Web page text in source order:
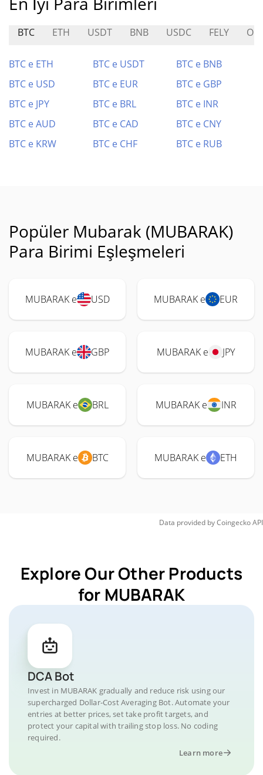
BTC ETH USDT BNB USDC FELY
BTC e ETH BTC e USDT
BTC e BNB
BTC e USD
BTC e EUR
BTC e GBP
BTC e JPY
BTC e BRL
BTC e INR
BTC e AUD
BTC e CAD
BTC e CNY
BTC e KRW
BTC e CHF BTC e RUB
Popüler Mubarak (MUBARAK)
Para Birimi Eşleşmeleri
MUBARAK e USD MUBARAK e EUR
MUBARAK e GBP MUBARAK e JPY
MUBARAK e BRL MUBARAK e INR
MUBARAK e BTC MUBARAK e ETH
Data provided byCoingeckoAPI
Explore Our Other Products
for MUBARAK
DCA Bot
Invest in MUBARAK gradually and reduce risk using our
supercharged Dollar-Cost Averaging Bot. Automate your
entries at better prices, set take profit targets, and
protect your capital with trailing stop loss. No coding
required.
Learn more